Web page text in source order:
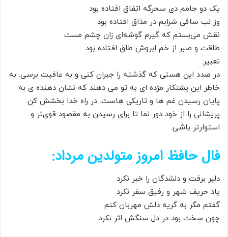
یک دو جامم دی سحرگه اتفاق افتاده بود
وز لب ساقی شرابم در مذاق افتاده بود
نقش می‌بستم که گيرم گوشه‌ای زان چشم مست
طاقت و صبر از خم ابروش طاق افتاده بود
تعبیر:
در صدد این هستی که گذشته را جبران کنی و به عافیت برسی. به
خاطر این پشتکار مژده ای به تو می دهند که نشان دهنده ی به
پایان رسیدن غم ها و تاریکی هاست. در راه خدا بخشش کن.
پریشانی را از خود دور نما تا برای رسیدن به مقصود قوی‌تر و
استوارتر باشی.
فال حافظ امروز متولدین مرداد:
دلبر برفت و دلشدگان را خبر نکرد
یاد حریف شهر و رفیق سفر نکرد
گفتم مگر به گریه دلش مهربان کنم
چون سخت بود در دل سنگش اثر نکرد